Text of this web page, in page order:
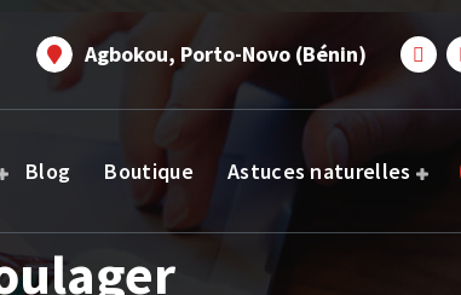
Agbokou, Porto-Novo (Bénin)
Blog Boutique Astuces naturelles